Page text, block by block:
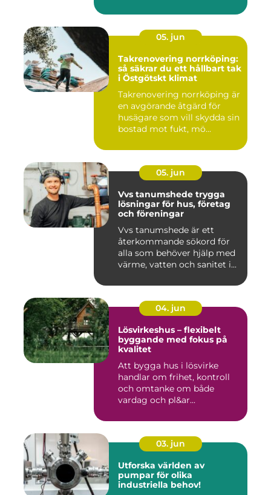
05. jun
Takrenovering norrköping:
så säkrar du ett hållbart tak
i Östgötskt klimat
Takrenovering norrköping är
en avgörande åtgärd för
husägare som vill skydda sin
bostad mot fukt, mö...
05. jun
Vvs tanumshede trygga
lösningar för hus, företag
och föreningar
Vvs tanumshede är ett
återkommande sökord för
alla som behöver hjälp med
värme, vatten och sanitet i...
04. jun
Lösvirkeshus – flexibelt
byggande med fokus på
kvalitet
Att bygga hus i lösvirke
handlar om frihet, kontroll
och omtanke om både
vardag och pl&ar...
03. jun
Utforska världen av
pumpar för olika
industriella behov!